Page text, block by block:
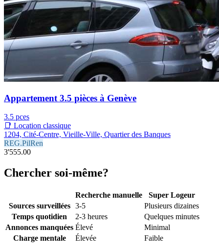
Appartement 3.5 pièces à Genève
3.5 pces
📑 Location classique
1204, Cité-Centre, Vieille-Ville, Quartier des Banques
REG.PilRen
3'555.00
Chercher soi-même?
Recherche manuelle
Super Logeur
Sources surveillées
3-5
Plusieurs dizaines
Temps quotidien
2-3 heures
Quelques minutes
Annonces manquées Élevé
Minimal
Charge mentale
Élevée Faible